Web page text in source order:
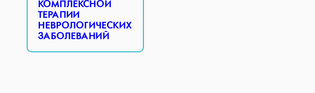
КОМПЛЕКСНОЙ
ТЕРАПИИ
НЕВРОЛОГИЧЕСКИХ
ЗАБОЛЕВАНИЙ